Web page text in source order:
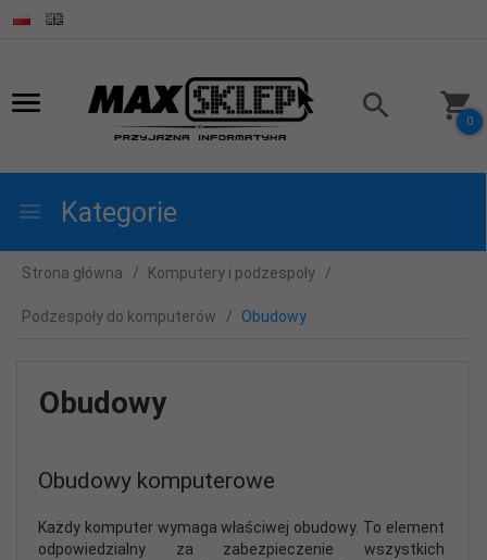
0
Kategorie
Strona główna Komputery i podzespoły
Podzespoły do komputerów Obudowy
Obudowy
Obudowy komputerowe
Każdy komputer wymaga właściwej obudowy. To element
odpowiedzialny za zabezpieczenie wszystkich